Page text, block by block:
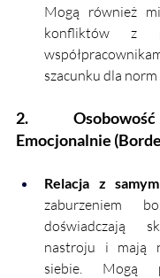
Mogą również
konfliktów z
szacunku dla norm
2.
Emocjonalnie
Relacja z
zaburzeniem
doświadczają
nastroju i mają
siebie. Mogą